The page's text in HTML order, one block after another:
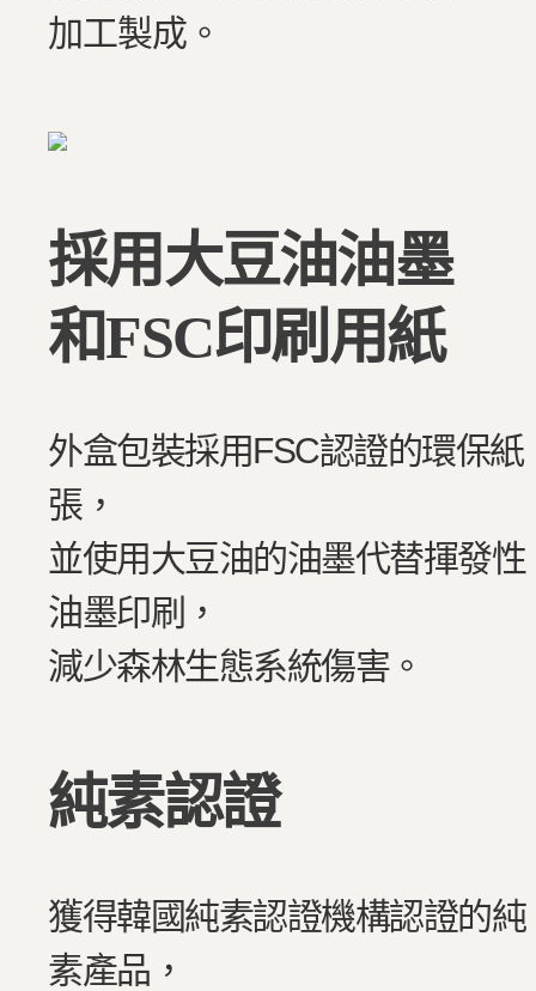
加工製成。
採用大豆油油墨
和FSC印刷用紙
外盒包裝採用FSC認證的環保紙
張，
並使用大豆油的油墨代替揮發性
油墨印刷，
減少森林生態系統傷害。
純素認證
獲得韓國純素認證機構認證的純
素產品，